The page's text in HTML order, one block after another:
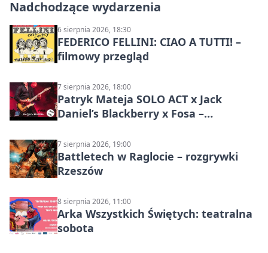
Nadchodzące wydarzenia
6 sierpnia 2026, 18:30
FEDERICO FELLINI: CIAO A TUTTI! –
filmowy przegląd
7 sierpnia 2026, 18:00
Patryk Mateja SOLO ACT x Jack
Daniel’s Blackberry x Fosa –
7 sierpnia 2026, 19:00
Battletech w Raglocie – rozgrywki
Rzeszów
8 sierpnia 2026, 11:00
Arka Wszystkich Świętych: teatralna
sobota